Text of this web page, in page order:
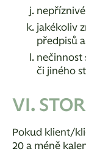
jakékoliv
předpisů
nečinnost
či jiného
VI.
Pokud klient/
20 a méně